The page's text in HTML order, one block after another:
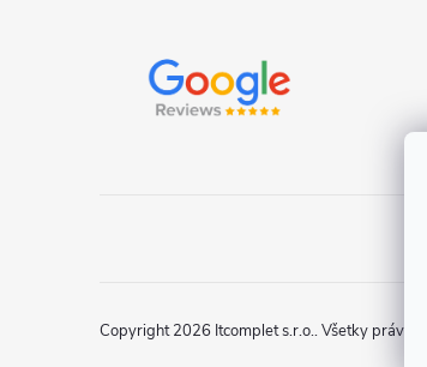
Copyright 2026 Itcomplet s.r.o.. Všetky práva